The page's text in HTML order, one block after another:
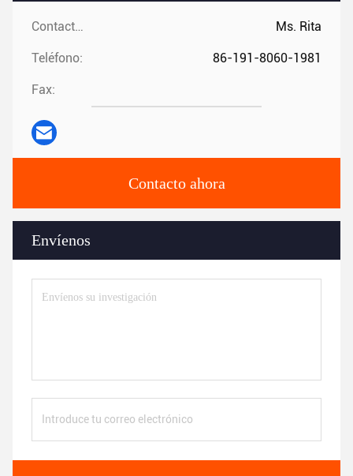
Contactos: Ms. Rita
Teléfono: 86-191-8060-1981
Fax:
Contacto ahora
Envíenos